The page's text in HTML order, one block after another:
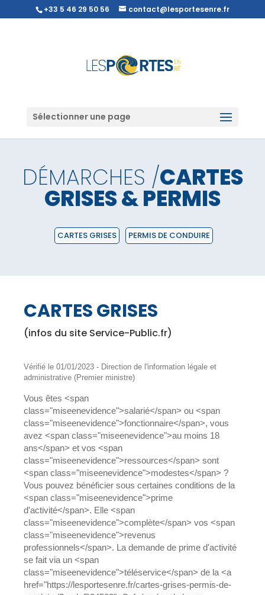
+33 5 46 29 50 56 contact@lesportesenre.fr
Sélectionner une page
DÉMARCHES /CARTES
GRISES & PERMIS
CARTES GRISES PERMIS DE CONDUIRE
CARTES GRISES
(infos du site Service-Public.fr)
Vérifié le 01/01/2023 - Direction de l'information légale et
administrative (Premier ministre)
Vous êtes <span
class="miseenevidence">salarié</span> ou <span
class="miseenevidence">fonctionnaire</span>, vous
avez <span class="miseenevidence">au moins 18
ans</span> et vos <span
class="miseenevidence">ressources</span> sont
<span class="miseenevidence">modestes</span> ?
Vous pouvez bénéficier sous certaines conditions de la
<span class="miseenevidence">prime
d'activité</span>. Elle <span
class="miseenevidence">complète</span> vos <span
class="miseenevidence">revenus
professionnels</span>. La demande de prime d'activité
se fait via un <span
class="miseenevidence">téléservice</span> de la <a
href="https://lesportesenre.fr/cartes-grises-permis-de-